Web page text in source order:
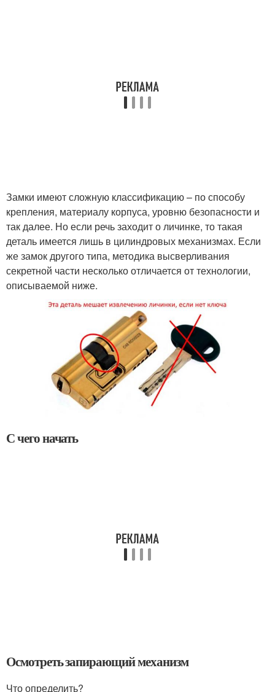
Замки имеют сложную классификацию – по способу
крепления, материалу корпуса, уровню безопасности и
так далее. Но если речь заходит о личинке, то такая
деталь имеется лишь в цилиндровых механизмах. Если
же замок другого типа, методика высверливания
секретной части несколько отличается от технологии,
описываемой ниже.
С чего начать
Осмотреть запирающий механизм
Что определить?